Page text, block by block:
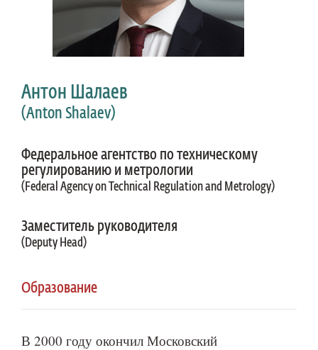
Антон Шалаев
(Anton Shalaev)
Федеральное агентство по техническому
регулированию и метрологии
(Federal Agency on Technical Regulation and Metrology)
Заместитель руководителя
(Deputy Head)
Образование
В 2000 году окончил Московский